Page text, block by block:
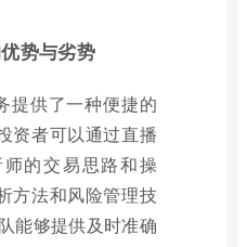
势与劣势
提供了一种便捷的
资者可以通过直播
的交易思路和操
方法和风险管理技
能够提供及时准确